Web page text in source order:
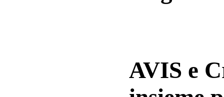
AVIS e